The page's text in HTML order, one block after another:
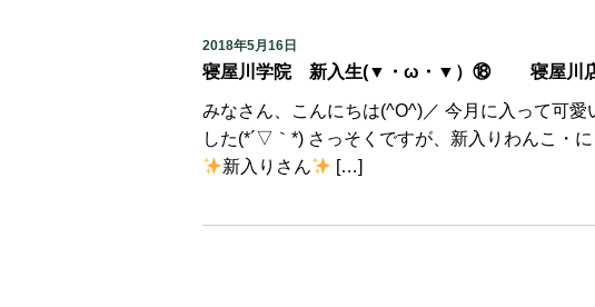
2018年5月16日
寝屋川学院 新入生(▼・ω・▼）⑱ 寝屋川
みなさん、こんにちは(^O^)／ 今月に入って可
した(*´▽｀*) さっそくですが、新入りわんこ・
新入りさん
[…]